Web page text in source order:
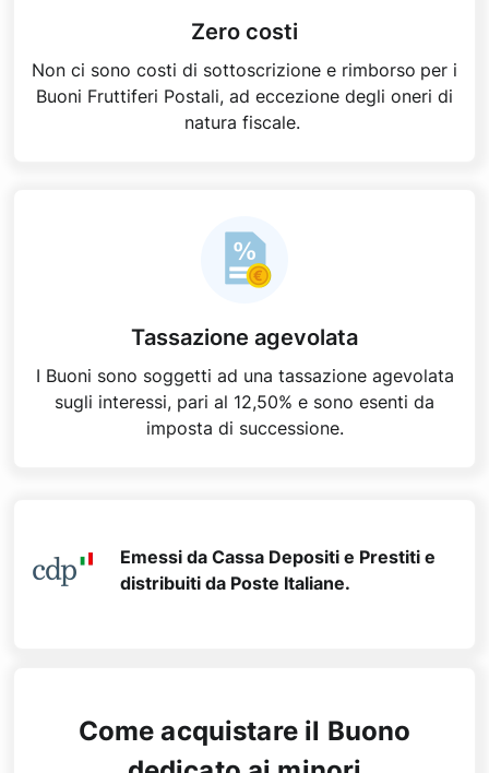
Zero costi
Non ci sono costi di sottoscrizione e rimborso per i
Buoni Fruttiferi Postali, ad eccezione degli oneri di
natura fiscale.
Tassazione agevolata
I Buoni sono soggetti ad una tassazione agevolata
sugli interessi, pari al 12,50% e sono esenti da
imposta di successione.
Emessi da Cassa Depositi e Prestiti e
distribuiti da Poste Italiane.
Come acquistare il Buono